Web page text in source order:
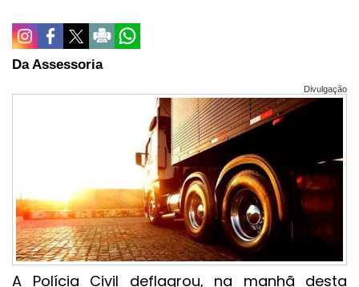
Da Assessoria
Divulgação
A Polícia Civil deflagrou, na manhã desta